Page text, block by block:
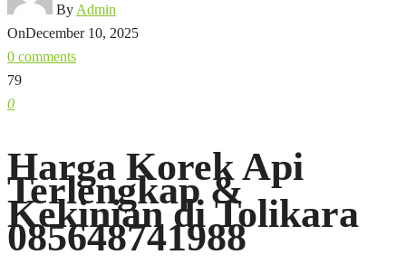
By Admin
OnDecember 10, 2025
0 comments
79
0
Harga Korek Api
Terlengkap &
Kekinian di Tolikara
085648741988